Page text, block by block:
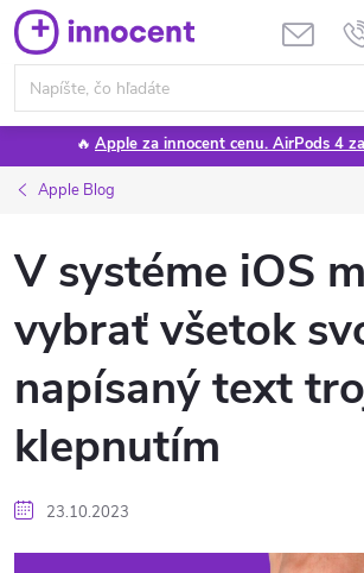
Prejsť
na
obsah
🔥 Apple za innocent cenu. AirPods 4
Apple Blog
V systéme iOS
vybrať všetok
napísaný text
klepnutím
23.10.2023